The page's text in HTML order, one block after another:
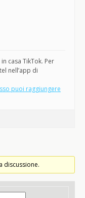
casa TikTok. Per
nell’app di
puoi raggiungere
discussione.